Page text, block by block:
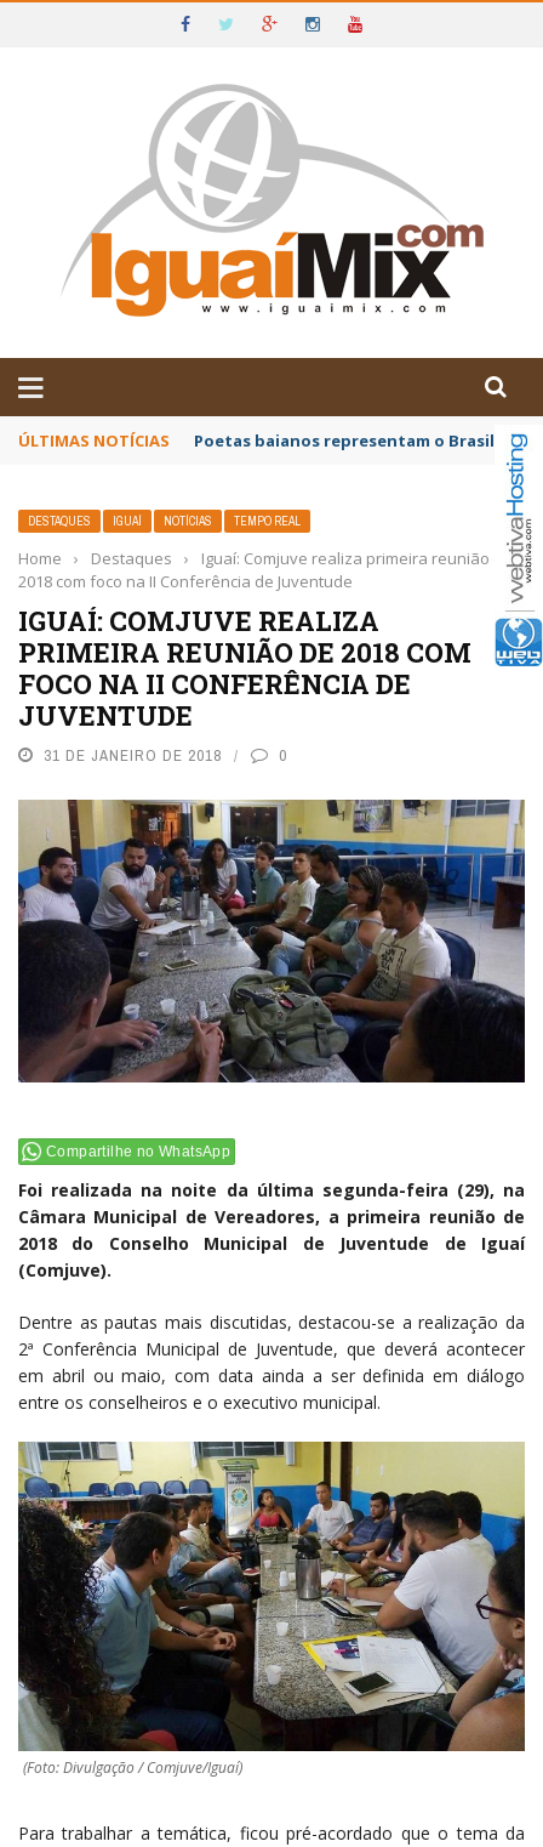
IGUAÍ E SUDOESTE DA BAHIA
ÚLTIMAS NOTÍCIAS Poetas baianos representam o Brasil no
DESTAQUES IGUAÍ NOTÍCIAS TEMPO REAL
Home › Destaques ›
Iguaí: Comjuve realiza primeira reunião de
2018 com foco na II Conferência de Juventude
IGUAÍ: COMJUVE REALIZA
PRIMEIRA REUNIÃO DE 2018 COM
FOCO NA II CONFERÊNCIA DE
JUVENTUDE
31 DE JANEIRO DE 2018 0
Compartilhe no WhatsApp
Foi realizada na noite da última segunda-feira (29), na
Câmara Municipal de Vereadores, a primeira reunião de
2018 do Conselho Municipal de Juventude de Iguaí
(Comjuve).
Dentre as pautas mais discutidas, destacou-se a realização da
2ª Conferência Municipal de Juventude, que deverá acontecer
em abril ou maio, com data ainda a ser definida em diálogo
entre os conselheiros e o executivo municipal.
(Foto: Divulgação / Comjuve/Iguaí)
Para trabalhar a temática, ficou pré-acordado que o tema da